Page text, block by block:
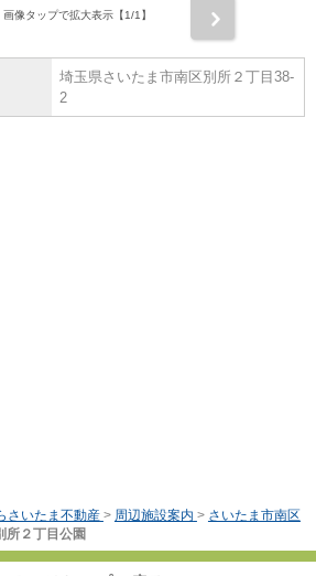
画像タップで拡大表示【1/1】
埼玉県さいたま市南区別所２丁目38-
2
さいたま不動産 > 周辺施設案内 > さいたま市南区
所２丁目公園